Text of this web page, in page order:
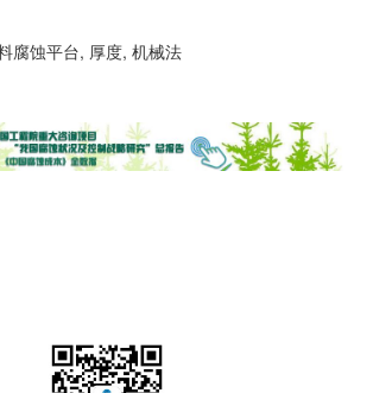
腐蚀平台, 厚度, 机械法